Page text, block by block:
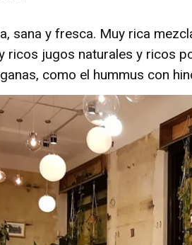
sana y fresca. Muy rica
ricos jugos naturales y ricos
como el hummus con